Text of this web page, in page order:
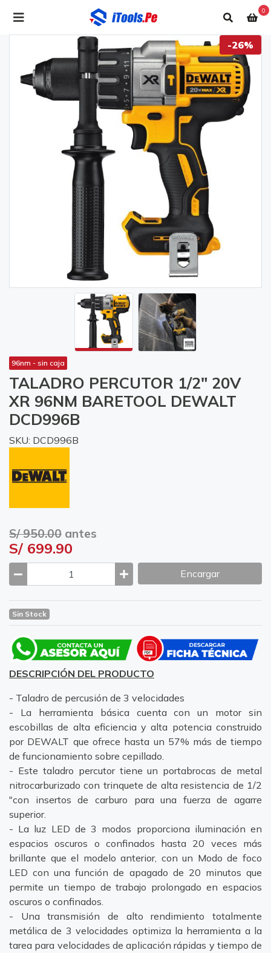
0
-26%
96nm - sin caja
TALADRO PERCUTOR 1/2" 20V
XR 96NM BARETOOL DEWALT
DCD996B
SKU: DCD996B
S/ 950.00 antes
S/ 699.90
Encargar
Sin Stock
DESCRIPCIÓN DEL PRODUCTO
- Taladro de percusión de 3 velocidades
- La herramienta básica cuenta con un motor sin
escobillas de alta eficiencia y alta potencia construido
por DEWALT que ofrece hasta un 57% más de tiempo
de funcionamiento sobre cepillado.
- Este taladro percutor tiene un portabrocas de metal
nitrocarburizado con trinquete de alta resistencia de 1/2
"con insertos de carburo para una fuerza de agarre
superior.
- La luz LED de 3 modos proporciona iluminación en
espacios oscuros o confinados hasta 20 veces más
brillante que el modelo anterior, con un Modo de foco
LED con una función de apagado de 20 minutos que
permite un tiempo de trabajo prolongado en espacios
oscuros o confinados.
- Una transmisión de alto rendimiento totalmente
metálica de 3 velocidades optimiza la herramienta a la
tarea para velocidades de aplicación rápidas y tiempo de